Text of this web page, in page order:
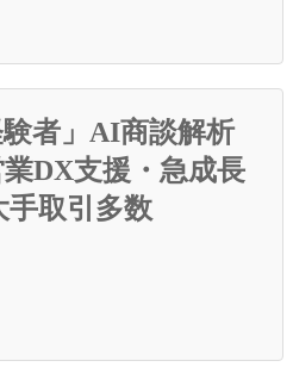
験者」AI商談解析
業DX支援・急成長
取引多数